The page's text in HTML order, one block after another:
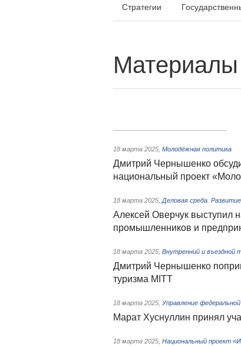
Стратегии
Материалы
18 марта 2025 Молодёжная политика
Дмитрий Чернышенко
национальный проект
18 марта 2025 Деловая среда.
Алексей Оверчук выступил
промышленников и
18 марта 2025 Внутренний и въездной
Дмитрий Чернышенко
туризма MITT
18 марта 2025 Управление
Марат Хуснуллин принял
18 марта 2025 Национальный проект